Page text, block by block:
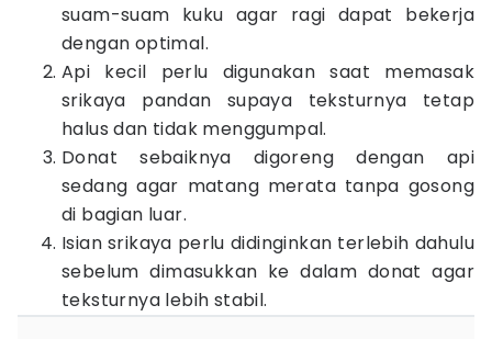
suam-suam kuku agar ragi dapat bekerja
dengan optimal.
Api kecil perlu digunakan saat memasak
srikaya pandan supaya teksturnya tetap
halus dan tidak menggumpal.
Donat sebaiknya digoreng dengan api
sedang agar matang merata tanpa gosong
di bagian luar.
Isian srikaya perlu didinginkan terlebih dahulu
sebelum dimasukkan ke dalam donat agar
teksturnya lebih stabil.